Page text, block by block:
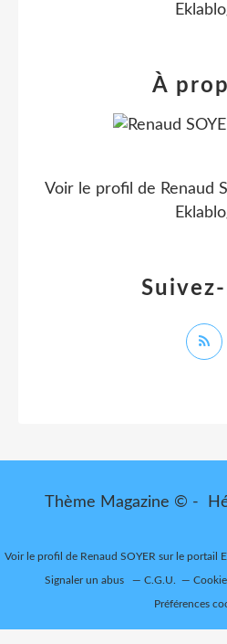
À
Voir le profil de Renaud
Thème Magazine © -
Voir le profil de Renaud SOYER sur le portail
Signaler un abus C.G.U.
Préférences